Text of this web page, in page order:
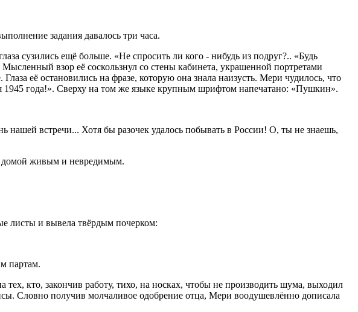
задания давалось три часа.
сузились ещё больше. «Не спросить ли кого - нибудь из подруг?.. «Будь
взор её соскользнул со стены кабинета, украшенной портретами
её остановились на фразе, которую она знала наизусть. Мери чудилось, что
1945 года!». Сверху на том же языке крупным шрифтом напечатано: «Пушкин».
нашей встречи... Хотя бы разочек удалось побывать в России! О, ты не знаешь,
домой живым и невредимым.
листы и вывела твёрдым почерком:
партам.
кто, закончив работу, тихо, на носках, чтобы не производить шума, выходил
Словно получив молчаливое одобрение отца, Мери воодушевлённо дописала